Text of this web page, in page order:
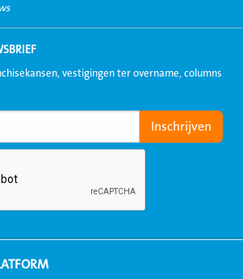
vestigingen ter overname, columns